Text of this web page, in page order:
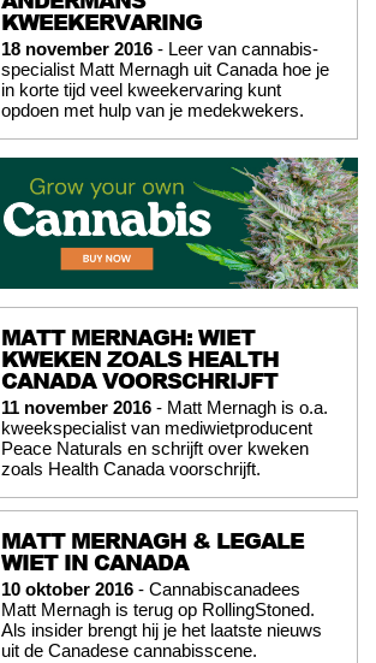
KWEEKERVARING
18 november 2016 - Leer van cannabis-
specialist Matt Mernagh uit Canada hoe je
in korte tijd veel kweekervaring kunt
opdoen met hulp van je medekwekers.
MATT MERNAGH: WIET
KWEKEN ZOALS HEALTH
CANADA VOORSCHRIJFT
11 november 2016 - Matt Mernagh is o.a.
kweekspecialist van mediwietproducent
Peace Naturals en schrijft over kweken
zoals Health Canada voorschrijft.
MATT MERNAGH & LEGALE
WIET IN CANADA
10 oktober 2016 - Cannabiscanadees
Matt Mernagh is terug op RollingStoned.
Als insider brengt hij je het laatste nieuws
uit de Canadese cannabisscene.